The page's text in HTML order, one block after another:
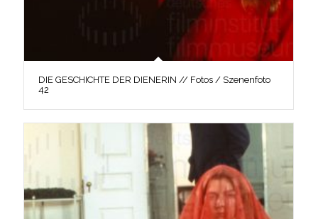
DIE GESCHICHTE DER DIENERIN // Fotos / Szenenfoto
42